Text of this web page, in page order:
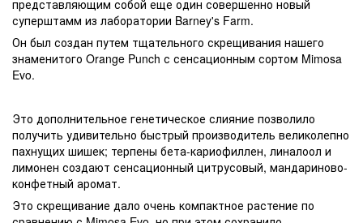
представляющим собой еще один совершенно новый
суперштамм из лаборатории Barney's Farm.
Он был создан путем тщательного скрещивания нашего
знаменитого Orange Punch с сенсационным сортом Mimosa
Evo.
Это дополнительное генетическое слияние позволило
получить удивительно быстрый производитель великолепно
пахнущих шишек; терпены бета-кариофиллен, линалоол и
лимонен создают сенсационный цитрусовый, мандариново-
конфетный аромат.
Это скрещивание дало очень компактное растение по